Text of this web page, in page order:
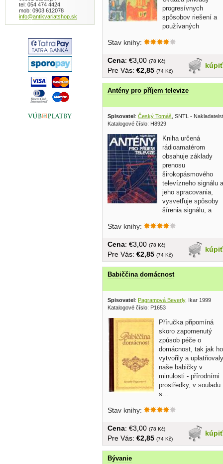
progresívnych
spôsobov riešení a
používaných
Stav knihy:
kúpiť
Cena: €3,00 (78 Kč)
Pre Vás: €2,85 (74 Kč)
Antény pro příjem televize
Spisovatel: Český Tomáš , SNTL -
Katalogové číslo: H8929
Kniha určená
rádioamatérom
obsahuje základy
prenosu
širokopásmového
televízneho signálu a
jeho spracovania,
vysvetľuje spôsoby
šírenia signálu, a
Stav knihy:
kúpiť
Cena: €3,00 (78 Kč)
Pre Vás: €2,85 (74 Kč)
Babiččina domácnost
Spisovatel: Pagramová Beverly, Ikar 1999
Katalogové číslo: P1653
Příručka připomíná
skoro zapomenutý
způsob péče o
domácnost, tak jak ho
vytvořily a uplatňovaly
naše babičky v
minulosti - přírodními
prostředky, v souladu
s...
Stav knihy:
kúpiť
Cena: €3,00 (78 Kč)
Pre Vás: €2,85 (74 Kč)
Bývanie
tel: 054 474 4424
mob: 0903 612078
info@antikvariatshop.sk